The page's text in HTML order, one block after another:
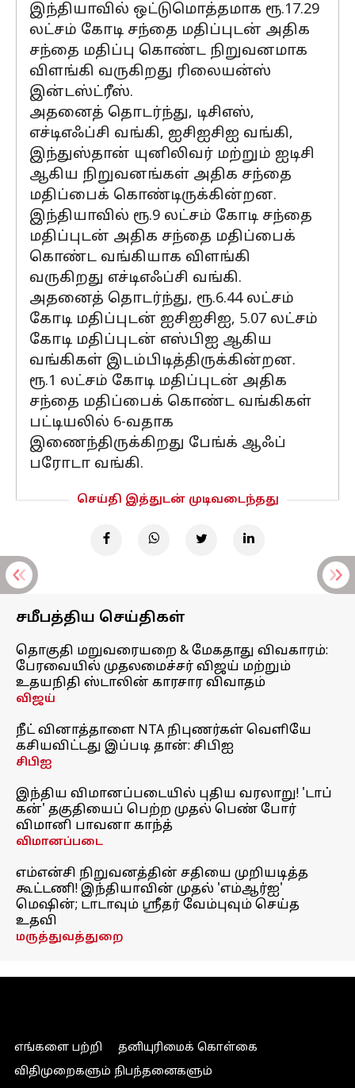
இந்தியாவில் ஒட்டுமொத்தமாக ரூ.17.29
லட்சம் கோடி சந்தை மதிப்புடன் அதிக
சந்தை மதிப்பு கொண்ட நிறுவனமாக
விளங்கி வருகிறது ரிலையன்ஸ்
இன்டஸ்ட்ரீஸ்.
அதனைத் தொடர்ந்து, டிசிஎஸ்,
எச்டிஎஃப்சி வங்கி, ஐசிஐசிஐ வங்கி,
இந்துஸ்தான் யுனிலிவர் மற்றும் ஐடிசி
ஆகிய நிறுவனங்கள் அதிக சந்தை
மதிப்பைக் கொண்டிருக்கின்றன.
இந்தியாவில் ரூ.9 லட்சம் கோடி சந்தை
மதிப்புடன் அதிக சந்தை மதிப்பைக்
கொண்ட வங்கியாக விளங்கி
வருகிறது எச்டிஎஃப்சி வங்கி.
அதனைத் தொடர்ந்து, ரூ.6.44 லட்சம்
கோடி மதிப்புடன் ஐசிஐசிஐ, 5.07 லட்சம்
கோடி மதிப்புடன் எஸ்பிஐ ஆகிய
வங்கிகள் இடம்பிடித்திருக்கின்றன.
ரூ.1 லட்சம் கோடி மதிப்புடன் அதிக
சந்தை மதிப்பைக் கொண்ட வங்கிகள்
பட்டியலில் 6-வதாக
இணைந்திருக்கிறது பேங்க் ஆஃப்
பரோடா வங்கி.
செய்தி இத்துடன் முடிவடைந்தது
சமீபத்திய செய்திகள்
தொகுதி மறுவரையறை & மேகதாது விவகாரம்:
பேரவையில் முதலமைச்சர் விஜய் மற்றும்
உதயநிதி ஸ்டாலின் காரசார விவாதம்
விஜய்
நீட் வினாத்தாளை NTA நிபுணர்கள் வெளியே
கசியவிட்டது இப்படி தான்: சிபிஐ
சிபிஐ
இந்திய விமானப்படையில் புதிய வரலாறு! 'டாப்
கன்' தகுதியைப் பெற்ற முதல் பெண் போர்
விமானி பாவனா காந்த்
விமானப்படை
எம்என்சி நிறுவனத்தின் சதியை முறியடித்த
கூட்டணி! இந்தியாவின் முதல் 'எம்ஆர்ஐ'
மெஷின்; டாடாவும் ஸ்ரீதர் வேம்புவும் செய்த
உதவி
மருத்துவத்துறை
எங்களை பற்றி
தனியுரிமைக் கொள்கை
விதிமுறைகளும் நிபந்தனைகளும்